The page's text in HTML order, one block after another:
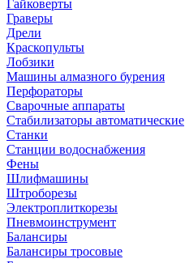
Гайковерты
Граверы
Дрели
Краскопульты
Лобзики
Машины алмазного бурения
Перфораторы
Сварочные аппараты
Стабилизаторы автоматические
Станки
Станции водоснабжения
Фены
Шлифмашины
Штроборезы
Электроплиткорезы
Пневмоинструмент
Балансиры
Балансиры тросовые